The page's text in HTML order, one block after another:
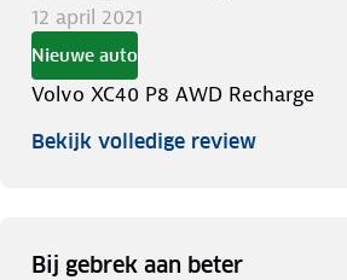
12 april 2021
Nieuwe auto
Volvo XC40 P8 AWD Recharge
Bekijk volledige review
Bij gebrek aan beter